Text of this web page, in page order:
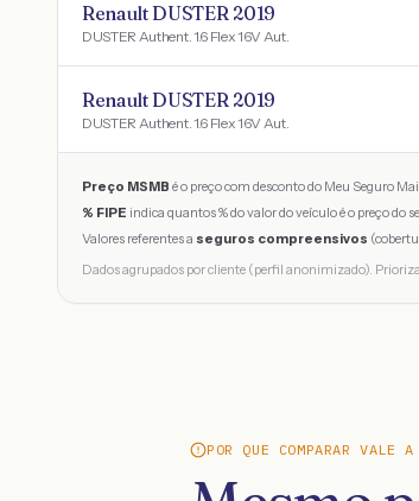
Renault DUSTER 2019
DUSTER Authent. 1.6 Flex 16V Aut.
Renault DUSTER 2019
DUSTER Authent. 1.6 Flex 16V Aut.
Preço MSMB é o preço com desconto do Meu Seguro
% FIPE indica quantos % do valor do veículo é o preço do
Valores referentes a seguros compreensivos
Dados agrupados por cliente (perfil anonimizado).
POR QUE COMPARAR VALE A